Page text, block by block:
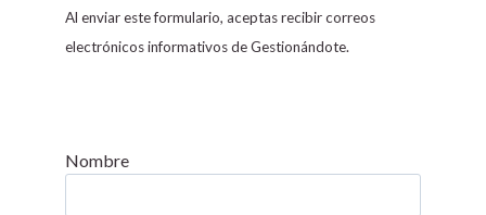
s
t
C
Al enviar este formulario, aceptas recibir correos
electrónicos informativos de Gestionándote.
Nombre